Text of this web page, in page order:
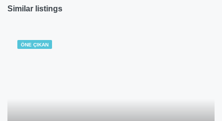
Similar listings
ÖNE ÇIKAN